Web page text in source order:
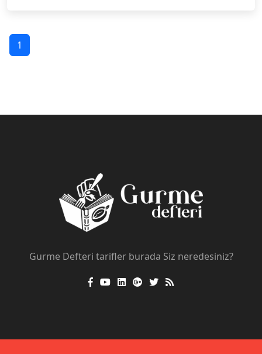
1
Gurme Defteri tarifler burada Siz neredesiniz?